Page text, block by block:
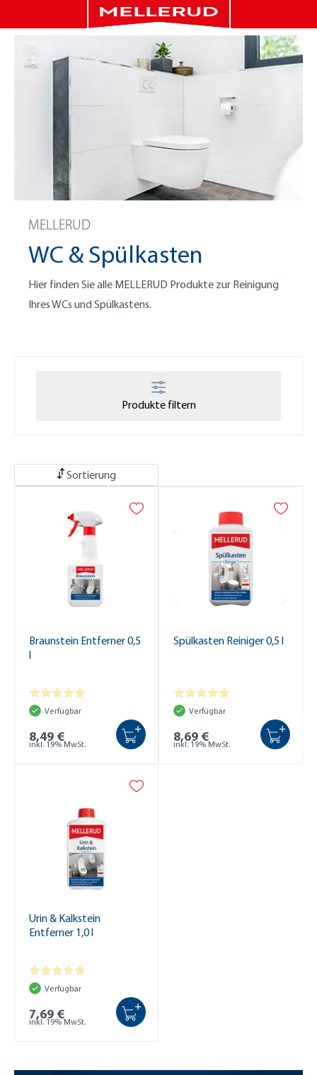
MELLERUD
WC & Spülkasten
Hier finden Sie alle MELLERUD Produkte zur Reinigung
Ihres WCs und Spülkastens.
Produkte filtern
Sortierung
Braunstein Entferner 0,5
l
Verfügbar
8,49 €
inkl. 19% MwSt.
+
Spülkasten Reiniger 0,5 l
Verfügbar
8,69 €
inkl. 19% MwSt.
+
Urin & Kalkstein
Entferner 1,0 l
Verfügbar
7,69 €
inkl. 19% MwSt.
+